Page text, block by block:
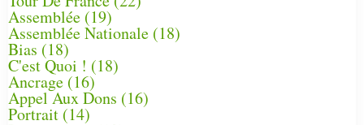
Assemblée (19)
Assemblée Nationale (18)
Bias (18)
C'est Quoi ! (18)
Ancrage (16)
Appel Aux Dons (16)
Portrait (14)